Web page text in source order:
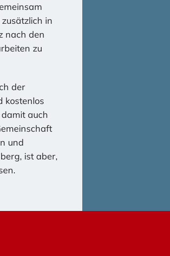
in
nach den
zu
der
kostenlos
auch
und
ist aber,